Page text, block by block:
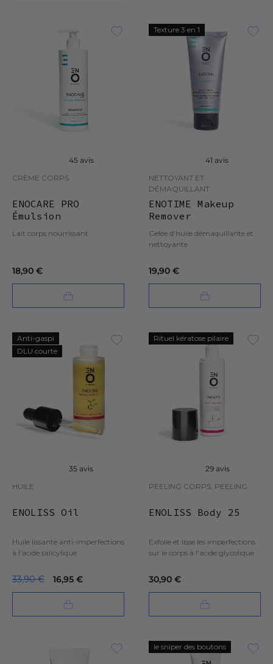
45 avis
CRÈME CORPS
ENOCARE PRO
Émulsion
Relipidante
Lait corps nourrissant
18,90 €
Texture 3 en 1
41 avis
NETTOYANT ET
DÉMAQUILLANT
ENOTIME Makeup
Remover
Gelée d'huile démaquillante et
nettoyante
19,90 €
Anti-gaspi
DLU courte
35 avis
HUILE
ENOLISS Oil
Huile lissante anti-imperfections
à l'acide salicylique
33,90 € 16,95 €
Rituel kératose pilaire
29 avis
PEELING CORPS, PEELING
ENOLISS Body 25
Exfolie et lisse les imperfections
sur le corps à l'acide glycolique
30,90 €
le sniper des boutons